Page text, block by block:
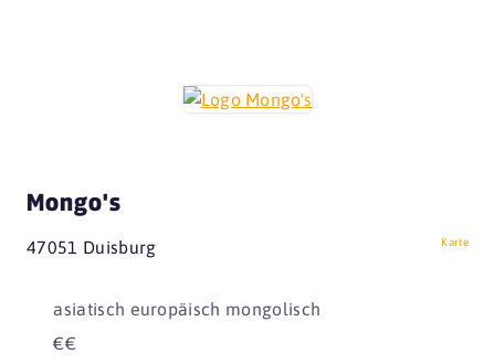
Mongo's
47051 Duisburg Karte
asiatisch europäisch mongolisch
€€